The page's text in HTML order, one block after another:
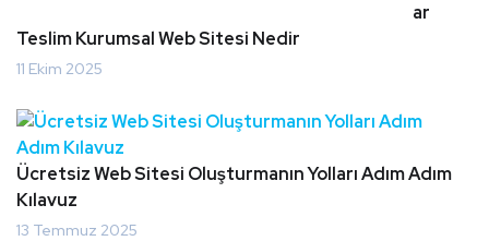
ar
Teslim Kurumsal Web Sitesi Nedir
11 Ekim 2025
Ücretsiz Web Sitesi Oluşturmanın Yolları Adım Adım
Kılavuz
13 Temmuz 2025